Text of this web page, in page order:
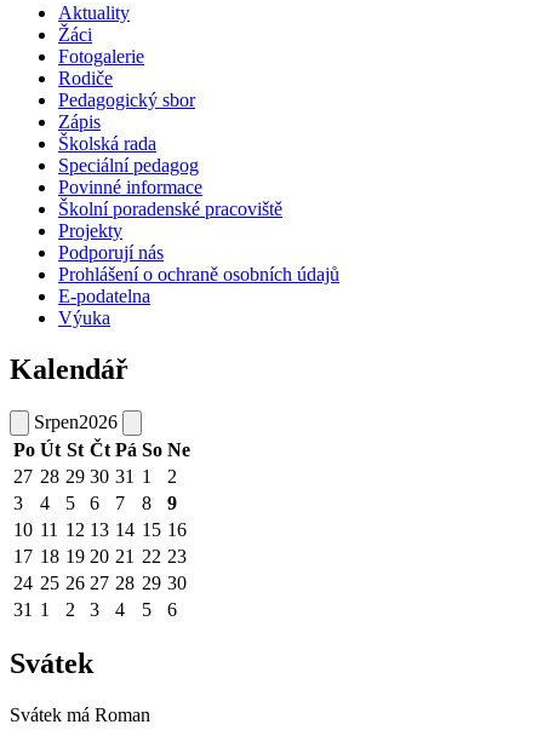
Aktuality
Žáci
Fotogalerie
Rodiče
Pedagogický sbor
Zápis
Školská rada
Speciální pedagog
Povinné informace
Školní poradenské pracoviště
Projekty
Podporují nás
Prohlášení o ochraně osobních údajů
E-podatelna
Výuka
Kalendář
Srpen2026
Po Út St Čt Pá So Ne
27 28 29 30 31 1
2
3
4 5 6 7 8
9
10 11 12 13 14 15 16
17 18 19 20 21 22 23
24 25 26 27 28 29 30
31 1 2 3 4 5 6
Svátek
Svátek má Roman